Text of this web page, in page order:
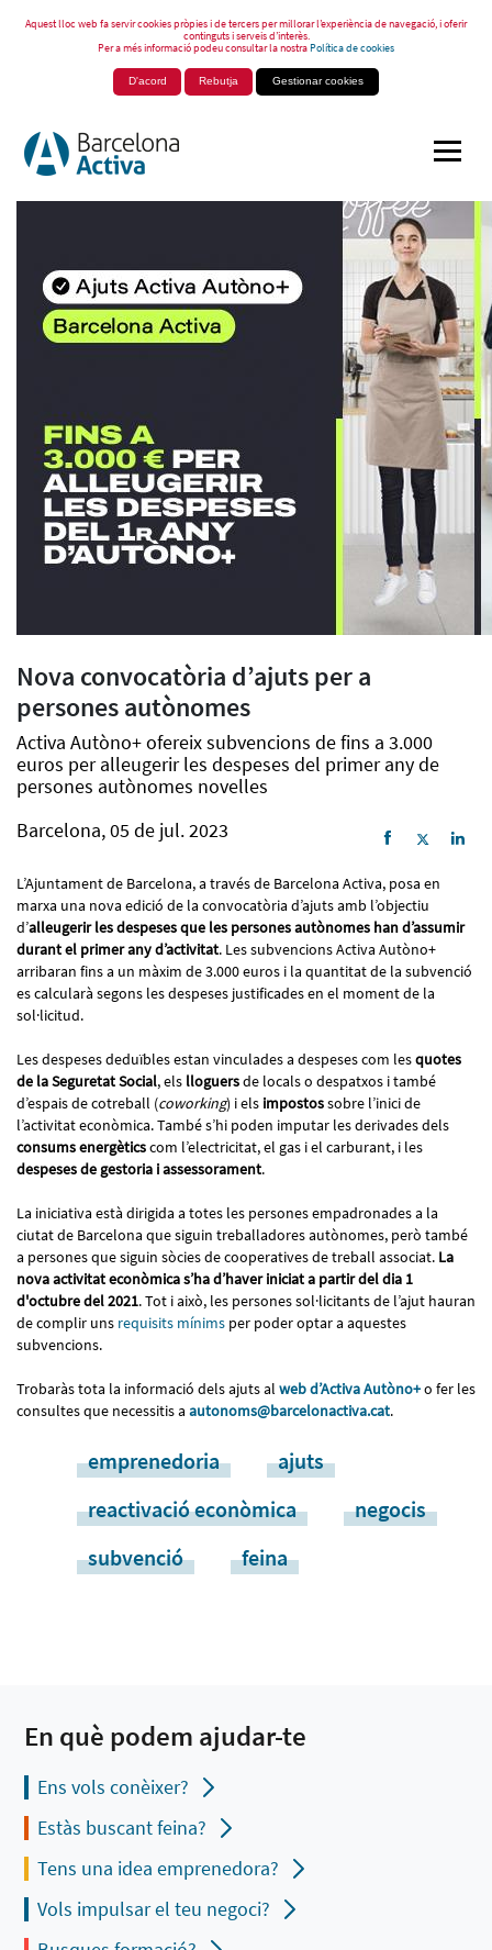
Aquest lloc web fa servir cookies pròpies i de tercers per millorar l’experiència de navegació, i oferir
continguts i serveis d’interès.
Per a més informació podeu consultar la nostraPolítica de cookies
D'acord Rebutja Gestionar cookies
Nova convocatòria d’ajuts per a
persones autònomes
Activa Autòno+ ofereix subvencions de fins a 3.000
euros per alleugerir les despeses del primer any de
persones autònomes novelles
Barcelona, 05 de jul. 2023
L’Ajuntament de Barcelona, a través de Barcelona Activa, posa en
marxa una nova edició de la convocatòria d’ajuts amb l’objectiu
d’alleugerir les despeses que les persones autònomes han d’assumir
durant el primer any d’activitat. Les subvencions Activa Autòno+
arribaran fins a un màxim de 3.000 euros i la quantitat de la subvenció
es calcularà segons les despeses justificades en el moment de la
sol·licitud.
Les despeses deduïbles estan vinculades a despeses com lesquotes
de la Seguretat Social, els lloguersde locals o despatxos i també
d’espais de cotreball (coworking) i els impostossobre l’inici de
l’activitat econòmica. També s’hi poden imputar les derivades dels
consums energèticscom l’electricitat, el gas i el carburant, i les
despeses de gestoria i assessorament.
La iniciativa està dirigida a totes les persones empadronades a la
ciutat de Barcelona que siguin treballadores autònomes, però també
a persones que siguin sòcies de cooperatives de treball associat. La
nova activitat econòmica s’ha d’haver iniciat a partir del dia 1
d'octubre del 2021. Tot i això, les persones sol·licitants de l’ajut hauran
de complir uns requisits mínims per poder optar a aquestes
subvencions.
Trobaràs tota la informació dels ajuts al web d’Activa Autòno+o fer les
consultes que necessitis a autonoms@barcelonactiva.cat.
emprenedoria
ajuts
reactivació econòmica
negocis
subvenció
feina
En què podem ajudar-te
Ens vols conèixer?
Estàs buscant feina?
Tens una idea emprenedora?
Vols impulsar el teu negoci?